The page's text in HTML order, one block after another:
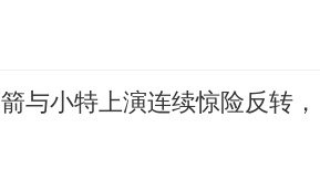
与小特上演连续惊险反转，